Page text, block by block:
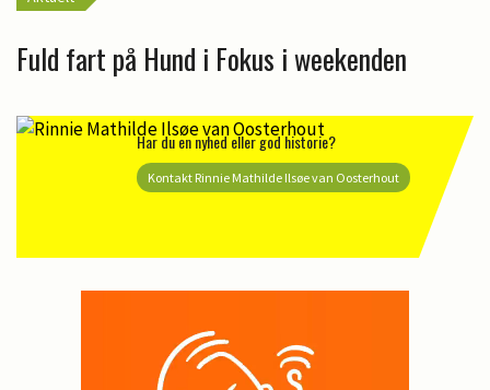
Fuld fart på Hund i Fokus i weekenden
Har du en nyhed eller god historie?
Kontakt Rinnie Mathilde Ilsøe van Oosterhout